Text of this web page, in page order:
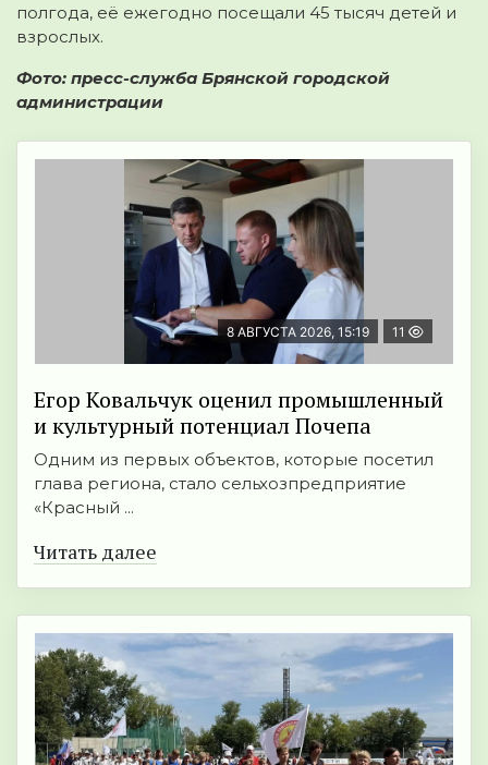
полгода, её ежегодно посещали 45 тысяч детей и
взрослых.
Фото: пресс-служба Брянской городской
администрации
8 АВГУСТА 2026, 15:19 11
Егор Ковальчук оценил промышленный
и культурный потенциал Почепа
Одним из первых объектов, которые посетил
глава региона, стало сельхозпредприятие
«Красный ...
Читать далее